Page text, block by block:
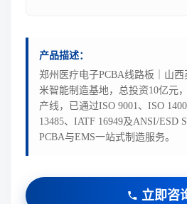
产品描述：
郑州医疗电子PCBA线路板｜山
米智能制造基地，总投资10亿元
产线，已通过ISO 9001、ISO
13485、IATF 16949及ANSI/ESD
PCBA与EMS一站式制造服务。
立即咨